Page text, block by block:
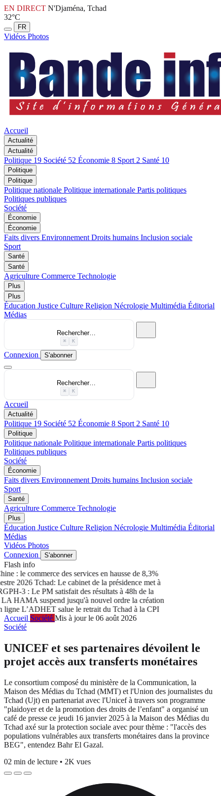
EN DIRECT N'Djaména, Tchad
32°C
FR
Vidéos Photos
Accueil
Actualité
Actualité
Politique 19 Société 52 Économie 8 Sport 2 Santé 10
Politique
Politique
Politique nationale Politique internationale Partis politiques
Politiques publiques
Société
Économie
Économie
Faits divers Environnement Droits humains Inclusion sociale
Sport
Santé
Santé
Agriculture Commerce Technologie
Plus
Plus
Éducation Justice Culture Religion Nécrologie Multimédia Éditorial
Médias
Rechercher…
⌘ K
Connexion S'abonner
Rechercher…
⌘ K
Accueil
Actualité
Politique 19 Société 52 Économie 8 Sport 2 Santé 10
Politique
Politique nationale Politique internationale Partis politiques
Politiques publiques
Société
Économie
Faits divers Environnement Droits humains Inclusion sociale
Sport
Santé
Agriculture Commerce Technologie
Plus
Éducation Justice Culture Religion Nécrologie Multimédia Éditorial
Médias
Vidéos Photos
Connexion
S'abonner
Flash info
: le commerce des services en hausse de 8,3%
2026Tchad: Le cabinet de la présidence met à
3 : Le PM satisfait des résultats à 48h de la
HAMA suspend jusqu'à nouvel ordre la création
L’ADHET salue le retrait du Tchad à la CPI
Accueil Société Mis à jour le 06 août 2026
Société
UNICEF et ses partenaires dévoilent le
projet accès aux transferts monétaires
Le consortium composé du ministère de la Communication, la
Maison des Médias du Tchad (MMT) et l'Union des journalistes du
Tchad (Ujt) en partenariat avec l'Unicef à travers son programme
"plaidoyer et de la promotion des droits de l’enfant" a organisé un
café de presse ce jeudi 16 janvier 2025 à la Maison des Médias du
Tchad axé sur la protection sociale avec pour thème : "l'accès des
populations vulnérables aux transferts monétaires dans la province
BEG", entendez Bahr El Gazal.
02 min de lecture • 2K vues